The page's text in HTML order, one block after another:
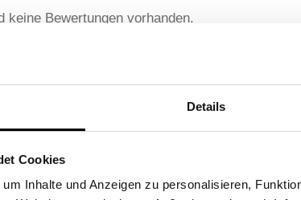
Details
Cookies
Inhalte und Anzeigen zu personalisieren,
keine Bewertungen vorhanden.
Produkt?